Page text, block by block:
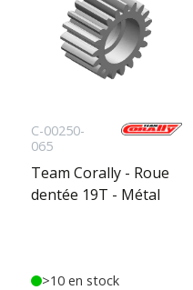
C-00250-
065
Team Corally - Roue
dentée 19T - Métal
>10 en stock